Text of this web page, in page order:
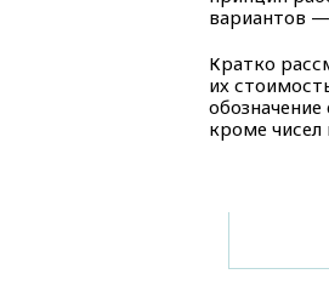
вариантов
Кратко
их
кроме чисел